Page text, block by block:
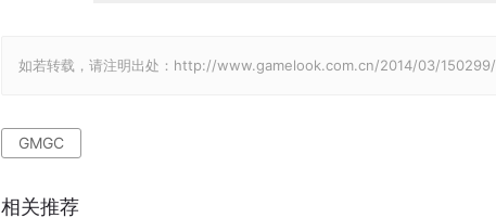
如若转载，请注明出处：http://www.gamelook.com.cn/2014/03/150299/
GMGC
相关推荐